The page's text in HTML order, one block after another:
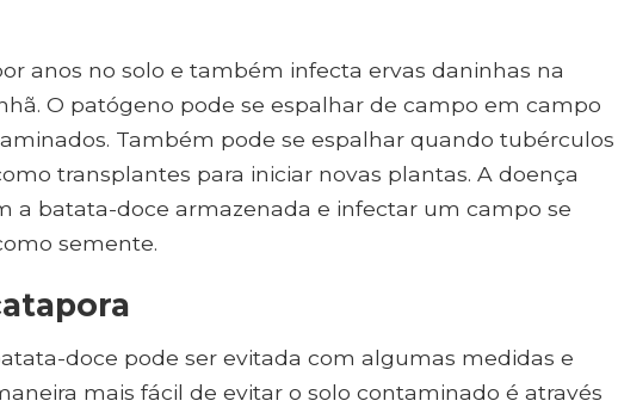
anos no solo e também infecta ervas daninhas na
O patógeno pode se espalhar de campo em campo
Também pode se espalhar quando tubérculos
transplantes para iniciar novas plantas. A doença
a batata-doce armazenada e infectar um campo se
semente.
doce pode ser evitada com algumas medidas e
mais fácil de evitar o solo contaminado é através